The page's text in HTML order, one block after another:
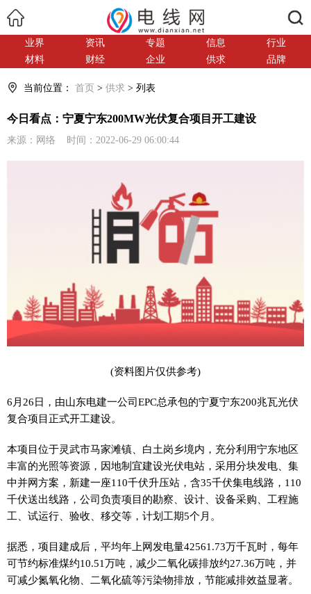
业界 资讯 专题 信息
行业
材料
财经 企业 供求 品牌
当前位置： 首页 > 供求 > 列表
今日看点：宁夏宁东200MW光伏复合项目开工建设
来源：网络 时间：2022-06-29 06:00:44
(资料图片仅供参考)
6月26日，由山东电建一公司EPC总承包的宁夏宁东200兆瓦光伏
复合项目正式开工建设。
本项目位于灵武市马家滩镇、白土岗乡境内，充分利用宁东地区
丰富的光照等资源，因地制宜建设光伏电站，采用分块发电、集
中并网方案，新建一座110千伏升压站，含35千伏集电线路，110
千伏送出线路，公司负责项目的勘察、设计、设备采购、工程施
工、试运行、验收、移交等，计划工期5个月。
据悉，项目建成后，平均年上网发电量42561.73万千瓦时，每年
可节约标准煤约10.51万吨，减少二氧化碳排放约27.36万吨，并
可减少氮氧化物、二氧化硫等污染物排放，节能减排效益显著。